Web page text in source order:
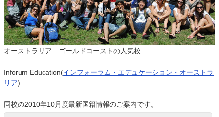
オーストラリア ゴールドコーストの人気校
Inforum Education(インフォーラム・エデュケーション・オーストラ
リア)
同校の2010年10月度最新国籍情報のご案内です。